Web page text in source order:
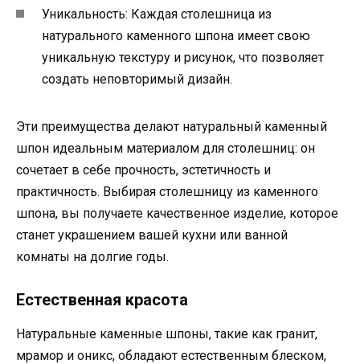
Уникальность: Каждая столешница из
натурального каменного шпона имеет свою
уникальную текстуру и рисунок, что позволяет
создать неповторимый дизайн.
Эти преимущества делают натуральный каменный
шпон идеальным материалом для столешниц: он
сочетает в себе прочность, эстетичность и
практичность. Выбирая столешницу из каменного
шпона, вы получаете качественное изделие, которое
станет украшением вашей кухни или ванной
комнаты на долгие годы.
Естественная красота
Натуральные каменные шпоны, такие как гранит,
мрамор и оникс, обладают естественным блеском,